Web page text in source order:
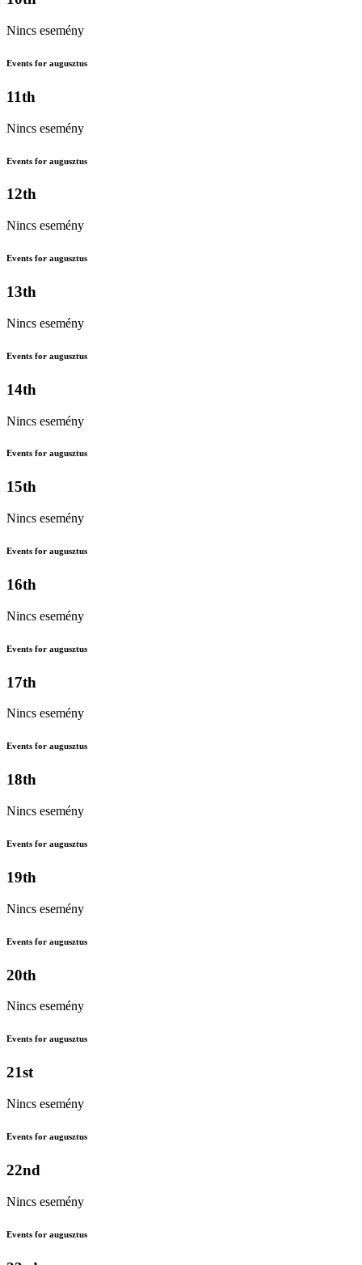
Nincs esemény
Events for augusztus
11th
Nincs esemény
Events for augusztus
12th
Nincs esemény
Events for augusztus
13th
Nincs esemény
Events for augusztus
14th
Nincs esemény
Events for augusztus
15th
Nincs esemény
Events for augusztus
16th
Nincs esemény
Events for augusztus
17th
Nincs esemény
Events for augusztus
18th
Nincs esemény
Events for augusztus
19th
Nincs esemény
Events for augusztus
20th
Nincs esemény
Events for augusztus
21st
Nincs esemény
Events for augusztus
22nd
Nincs esemény
Events for augusztus